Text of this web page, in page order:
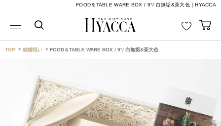
FOOD＆TABLE WARE BOX / 9°/ 白無垢&茶大色｜HYACCA
TOP 結婚祝い FOOD＆TABLE WARE BOX / 9°/ 白無垢&茶大色